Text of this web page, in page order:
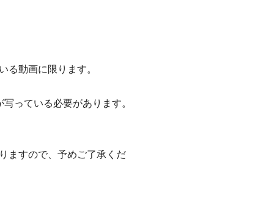
動画に限ります。
っている必要があります。
ますので、予めご了承くだ